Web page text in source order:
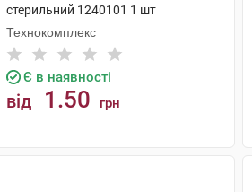
стерильний 1240101 1 шт
Технокомплекс
Є в наявності
від 1.50 грн